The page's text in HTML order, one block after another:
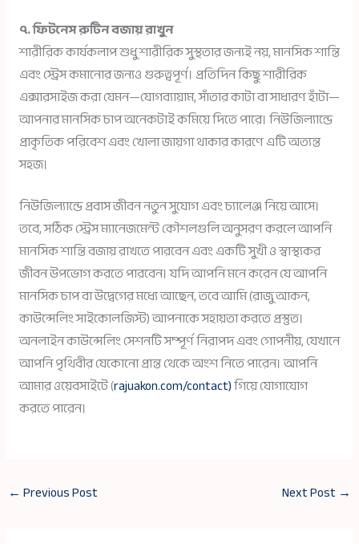
৭. ফিটনেস রুটিন বজায় রাখুন
শারীরিক কার্যকলাপ শুধু শারীরিক সুস্থতার জন্যই নয়, মানসিক শান্তি
এবং স্ট্রেস কমানোর জন্যও গুরুত্বপূর্ণ। প্রতিদিন কিছু শারীরিক
এক্সারসাইজ করা যেমন—যোগব্যায়াম, সাঁতার কাটা বা সাধারণ হাঁটা—
আপনার মানসিক চাপ অনেকটাই কমিয়ে দিতে পারে। নিউজিল্যান্ডে
প্রাকৃতিক পরিবেশ এবং খোলা জায়গা থাকার কারণে এটি অত্যন্ত
সহজ।
নিউজিল্যান্ডে প্রবাস জীবন নতুন সুযোগ এবং চ্যালেঞ্জ নিয়ে আসে।
তবে, সঠিক স্ট্রেস ম্যানেজমেন্ট কৌশলগুলি অনুসরণ করলে আপনি
মানসিক শান্তি বজায় রাখতে পারবেন এবং একটি সুখী ও স্বাস্থ্যকর
জীবন উপভোগ করতে পারবেন। যদি আপনি মনে করেন যে আপনি
মানসিক চাপ বা উদ্বেগের মধ্যে আছেন, তবে আমি (রাজু আকন,
কাউন্সেলিং সাইকোলজিস্ট) আপনাকে সহায়তা করতে প্রস্তুত।
অনলাইন কাউন্সেলিং সেশনটি সম্পূর্ণ নিরাপদ এবং গোপনীয়, যেখানে
আপনি পৃথিবীর যেকোনো প্রান্ত থেকে অংশ নিতে পারেন। আপনি
আমার ওয়েবসাইটে (rajuakon.com/contact)গিয়ে যোগাযোগ
করতে পারেন।
← Previous Post Next Post →